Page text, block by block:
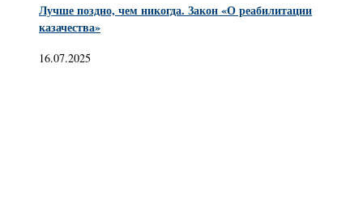
Лучше поздно, чем никогда. Закон «О реабилитации
казачества»
16.07.2025